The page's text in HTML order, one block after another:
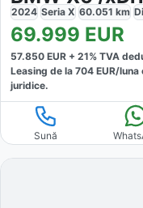
2024 Seria X 60.051 km
69.999 EUR
57.850 EUR + 21% TVA
Leasing de la 704 EUR/luna
juridice.
Sună